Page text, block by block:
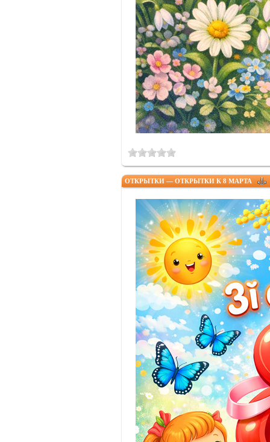
ОТКРЫТКИ — ОТКРЫТКИ К 8 МАРТА